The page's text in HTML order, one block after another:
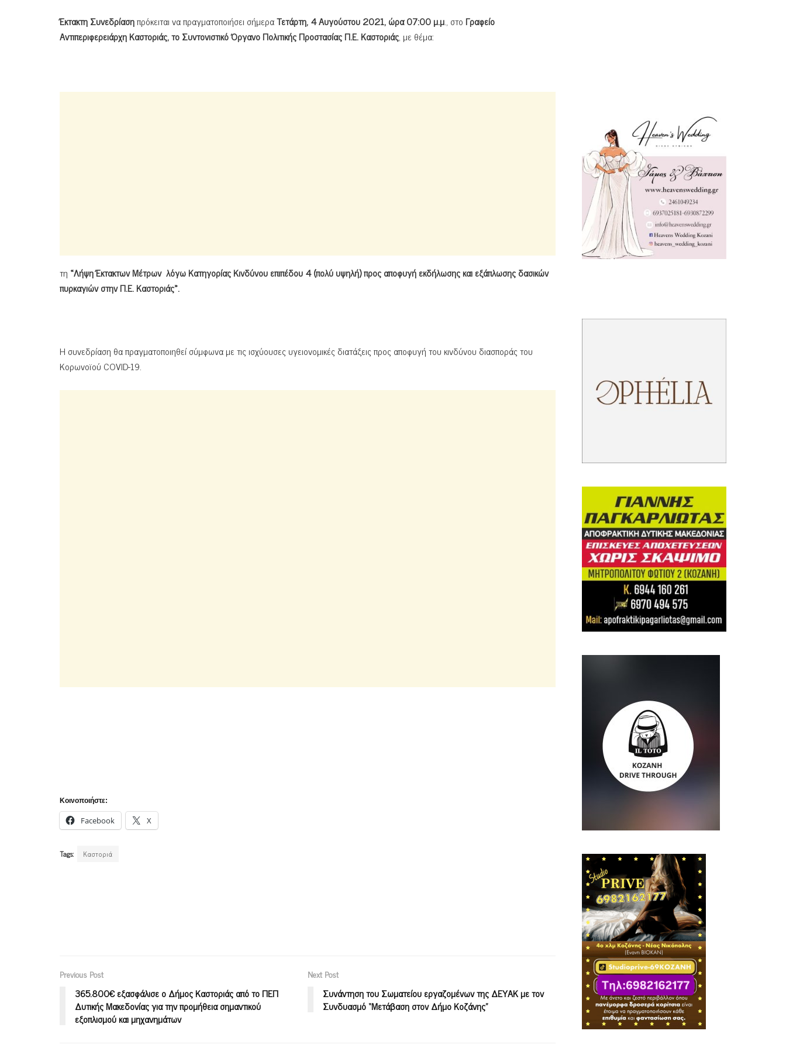
Έκτακτη Συνεδρίασηπρόκειται να πραγματοποιήσει σήμεραΤετάρτη, 4 Αυγούστου 2021, ώρα 07:00 μ.μ., στο Γραφείο
Αντιπεριφερειάρχη Καστοριάς, το Συντονιστικό Όργανο Πολιτικής Προστασίας Π.Ε. Καστοριάς, με θέμα:
τη «Λήψη Έκτακτων Μέτρων λόγω Κατηγορίας Κινδύνου επιπέδου 4 (πολύ υψηλή) προς αποφυγή εκδήλωσης και εξάπλωσης δασικών
πυρκαγιών στην Π.Ε. Καστοριάς».
Η συνεδρίαση θα πραγματοποιηθεί σύμφωνα με τις ισχύουσες υγειονομικές διατάξεις προς αποφυγή του κινδύνου διασποράς του
Κορωνοϊού COVID-19.
Κοινοποιήστε:
Facebook X
Tags: Καστοριά
Previous Post
365.800€ εξασφάλισε ο Δήμος Καστοριάς από το ΠΕΠ
Δυτικής Μακεδονίας για την προμήθεια σημαντικού
εξοπλισμού και μηχανημάτων
Next Post
Συνάντηση του Σωματείου εργαζομένων της ΔΕΥΑΚ με τον
Συνδυασμό “Μετάβαση στον Δήμο Κοζάνης”